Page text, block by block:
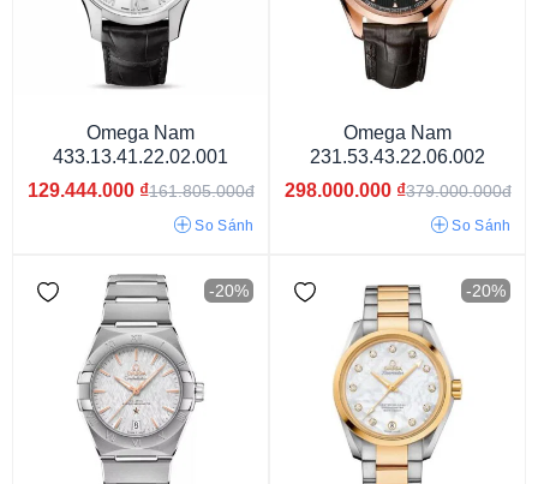
Dưới 29 mm 29 - 33 mm
37 - 40 mm
Omega Nam
433.13.41.22.02.001
129.444.000 ₫161.805.000đ
So Sánh
Omega Nam
231.53.43.22.06.002
298.000.000 ₫379.000.000đ
So Sánh
-20% -20%